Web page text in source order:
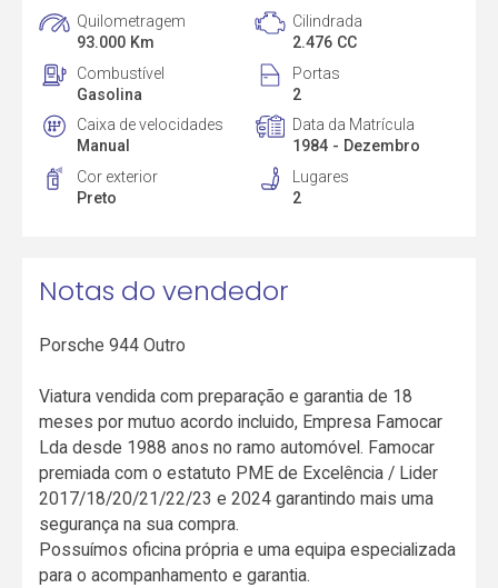
Quilometragem
93.000 Km
Cilindrada
2.476 CC
Combustível
Gasolina
Portas
2
Caixa de velocidades
Manual
Data da Matrícula
1984 - Dezembro
Cor exterior
Preto
Lugares
2
Notas do vendedor
Porsche 944 Outro
Viatura vendida com preparação e garantia de 18
meses por mutuo acordo incluido, Empresa Famocar
Lda desde 1988 anos no ramo automóvel. Famocar
premiada com o estatuto PME de Excelência / Lider
2017/18/20/21/22/23 e 2024 garantindo mais uma
segurança na sua compra.
Possuímos oficina própria e uma equipa especializada
para o acompanhamento e garantia.